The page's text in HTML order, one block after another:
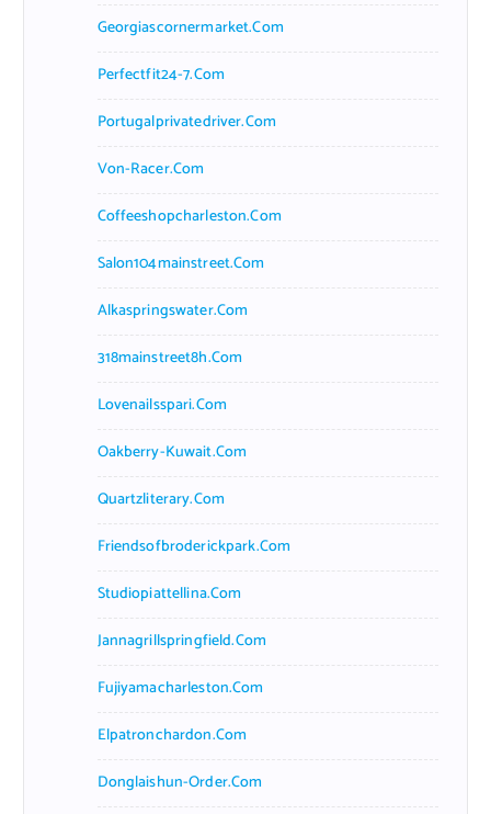
Georgiascornermarket.com
Perfectfit24-7.com
Portugalprivatedriver.com
Von-Racer.com
Coffeeshopcharleston.com
Salon104mainstreet.com
Alkaspringswater.com
318mainstreet8h.com
Lovenailsspari.com
Oakberry-Kuwait.com
Quartzliterary.com
Friendsofbroderickpark.com
Studiopiattellina.com
Jannagrillspringfield.com
Fujiyamacharleston.com
Elpatronchardon.com
Donglaishun-Order.com